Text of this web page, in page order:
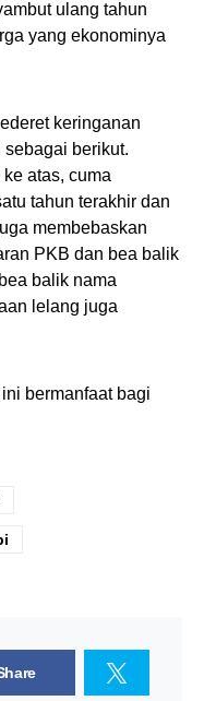
ulang tahun
yang ekonominya
keringanan
sebagai berikut.
atas, cuma
tahun terakhir dan
membebaskan
PKB dan bea balik
balik nama
lelang juga
bermanfaat bagi